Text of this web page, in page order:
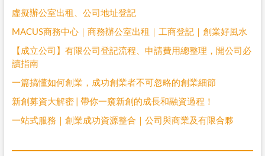
虛擬辦公室出租、公司地址登記
MACUS商務中心｜商務辦公室出租｜工商登記｜創業好風水
【成立公司】有限公司登記流程、申請費用總整理，開公司必
讀指南
一篇搞懂如何創業，成功創業者不可忽略的創業細節
新創募資大解密 | 帶你一窺新創的成長和融資過程！
一站式服務｜創業成功資源整合｜公司與商業及有限合夥